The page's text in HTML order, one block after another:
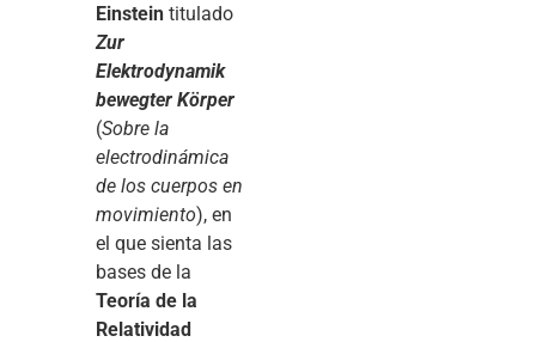
Einstein titulado
Zur
Elektrodynamik
bewegter Körper
(Sobre la
electrodinámica
de los cuerpos en
movimiento), en
el que sienta las
bases de la
Teoría de la
Relatividad